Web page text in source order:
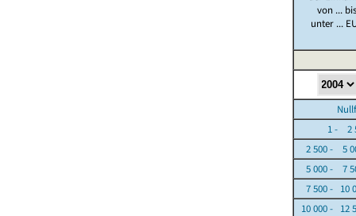
von ...
unter ...
1 - 2
2 500 - 5
5 000 - 7
7 500 - 10
10 000 - 12